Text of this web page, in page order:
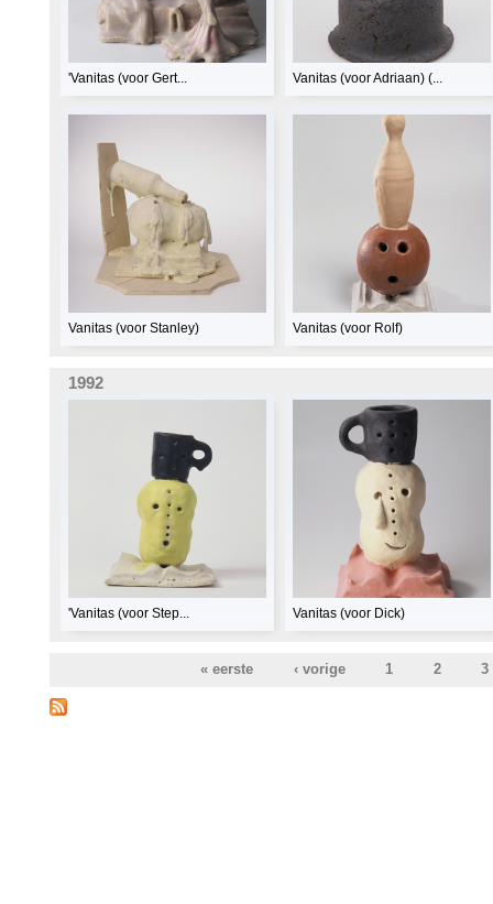
'Vanitas (voor Gert... Vanitas (voor Adriaan) (...
Vanitas (voor Stanley) Vanitas (voor Rolf)
1992
'Vanitas (voor Step... Vanitas (voor Dick)
« eerste ‹ vorige 1 2 3